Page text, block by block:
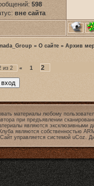
598
вне сайта
» О сайте » Архив
из 2 « 1 2
материалы любому
при предъявлении
являются эксклюзивными
являются собственностью
Сайт управляется системой uCoz.